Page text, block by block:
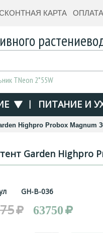
КАРТА
TNeon 2*55W
| ПИТАНИЕ И
Highpro Probox Magnum
Garden Highpro
GH-B-036
63750